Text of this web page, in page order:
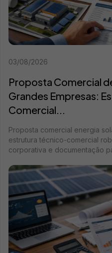
03/08/2026
Proposta Comercial
Grandes Empresas:
Comercial...
Proposta comercial energia
estrutura técnico-comercial
corporativa e documentação